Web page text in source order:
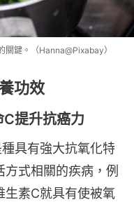
鍵。（Hanna@Pixabay）
功效
提升抗癌力
具有強大抗氧化特
式相關的疾病，例
生素C就具有使被氧